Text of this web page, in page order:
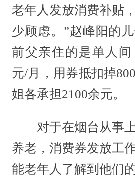
老年人发放消费补贴
少顾虑。”赵峰阳的
前父亲住的是单人间
元/月，用券抵扣掉
姐各承担2100余元。
对于在烟台从事上
养老，消费券发放工
能老年人了解到他们